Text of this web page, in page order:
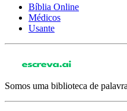
Bíblia Online
Médicos
Usante
Somos uma biblioteca de